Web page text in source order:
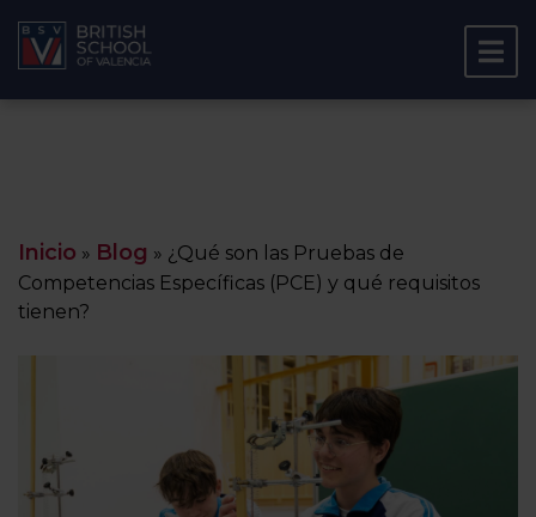
Inicio » Blog » ¿Qué son las Pruebas de
Competencias Específicas (PCE) y qué requisitos
tienen?